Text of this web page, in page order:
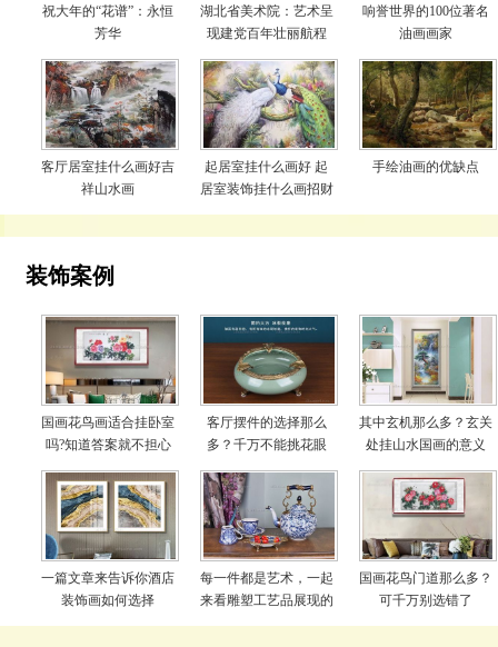
祝大年的“花谱”：永恒
芳华
湖北省美术院：艺术呈
现建党百年壮丽航程
响誉世界的100位著名
油画画家
客厅居室挂什么画好吉
祥山水画
起居室挂什么画好 起
居室装饰挂什么画招财
手绘油画的优缺点
装饰案例
国画花鸟画适合挂卧室
吗?知道答案就不担心
客厅摆件的选择那么
多？千万不能挑花眼
其中玄机那么多？玄关
处挂山水国画的意义
一篇文章来告诉你酒店
装饰画如何选择
每一件都是艺术，一起
来看雕塑工艺品展现的
国画花鸟门道那么多？
可千万别选错了